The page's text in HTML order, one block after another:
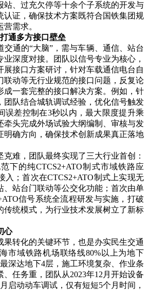
站、过充欠停等十余个子系统的开发与
认证，确保技术方案既符合国铁集团规
需求。
打通多方接口壁垒
通的“大脑”，需与车辆、通信、站台
深度对接。团队以信号专业为核心，
展接口方案研讨，针对车载通信电台自
联动等无行业规范的接口问题，反复论
成一套完整的接口解决方案。例如，针
团队结合城轨调试经验，优化信号触发
误差控制在3秒以内，最大限度提升乘
牵头完成外场试验大纲编制、审核与发
明确方向，确保技术创新成果真正落地
难，团队最终实现了三大行业首创：
下的纯CTCS2+ATO制式市域铁路应
入；首次在CTCS2+ATO制式上实现无
、站台门联动等公交化功能；首次由单
信号系统全流程研发与实施，打破
传统模式，为行业技术发展树立了新标
心
转化的关键环节，也是办实民生交通
市域铁路机场联络线80%以上为地下
深达地下4层，施工环境复杂、作业条
任务重，团队从2023年12月开始设备
启动动车调试，仅有短短5个月时间，